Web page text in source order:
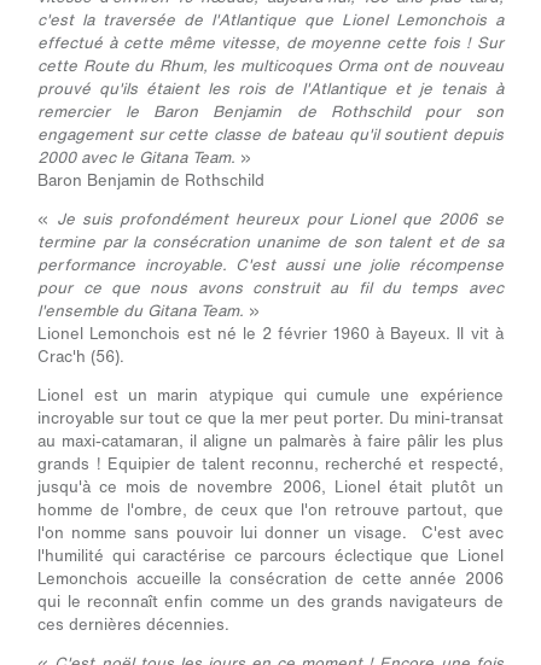
c'est la traversée de l'Atlantique que Lionel Lemonchois a
effectué à cette même vitesse, de moyenne cette fois ! Sur
cette Route du Rhum, les multicoques Orma ont de nouveau
prouvé qu'ils étaient les rois de l'Atlantique et je tenais à
remercier le Baron Benjamin de Rothschild pour son
engagement sur cette classe de bateau qu'il soutient depuis
2000 avec le Gitana Team. »
Baron Benjamin de Rothschild
« Je suis profondément heureux pour Lionel que 2006 se
termine par la consécration unanime de son talent et de sa
performance incroyable. C'est aussi une jolie récompense
pour ce que nous avons construit au fil du temps avec
l'ensemble du Gitana Team. »
Lionel Lemonchois est né le 2 février 1960 à Bayeux. Il vit à
Crac'h (56).
Lionel est un marin atypique qui cumule une expérience
incroyable sur tout ce que la mer peut porter. Du mini-transat
au maxi-catamaran, il aligne un palmarès à faire pâlir les plus
grands ! Equipier de talent reconnu, recherché et respecté,
jusqu'à ce mois de novembre 2006, Lionel était plutôt un
homme de l'ombre, de ceux que l'on retrouve partout, que
l'on nomme sans pouvoir lui donner un visage. C'est avec
l'humilité qui caractérise ce parcours éclectique que Lionel
Lemonchois accueille la consécration de cette année 2006
qui le reconnaît enfin comme un des grands navigateurs de
ces dernières décennies.